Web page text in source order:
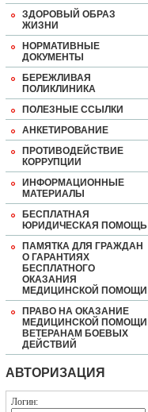
ЗДОРОВЫЙ ОБРАЗ
ЖИЗНИ
НОРМАТИВНЫЕ
ДОКУМЕНТЫ
БЕРЕЖЛИВАЯ
ПОЛИКЛИНИКА
ПОЛЕЗНЫЕ ССЫЛКИ
АНКЕТИРОВАНИЕ
ПРОТИВОДЕЙСТВИЕ
КОРРУПЦИИ
ИНФОРМАЦИОННЫЕ
МАТЕРИАЛЫ
БЕСПЛАТНАЯ
ЮРИДИЧЕСКАЯ ПОМОЩЬ
ПАМЯТКА ДЛЯ ГРАЖДАН
О ГАРАНТИЯХ
БЕСПЛАТНОГО
ОКАЗАНИЯ
МЕДИЦИНСКОЙ ПОМОЩИ
ПРАВО НА ОКАЗАНИЕ
МЕДИЦИНСКОЙ ПОМОЩИ
ВЕТЕРАНАМ БОЕВЫХ
ДЕЙСТВИЙ
АВТОРИЗАЦИЯ
Логин: